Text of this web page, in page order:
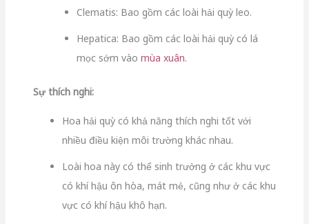
Clematis: Bao gồm các loài hải quỳ leo.
Hepatica: Bao gồm các loài hải quỳ có lá
mọc sớm vào mùa xuân.
Sự thích nghi:
Hoa hải quỳ có khả năng thích nghi tốt với
nhiều điều kiện môi trường khác nhau.
Loài hoa này có thể sinh trưởng ở các khu vực
có khí hậu ôn hòa, mát mẻ, cũng như ở các khu
vực có khí hậu khô hạn.